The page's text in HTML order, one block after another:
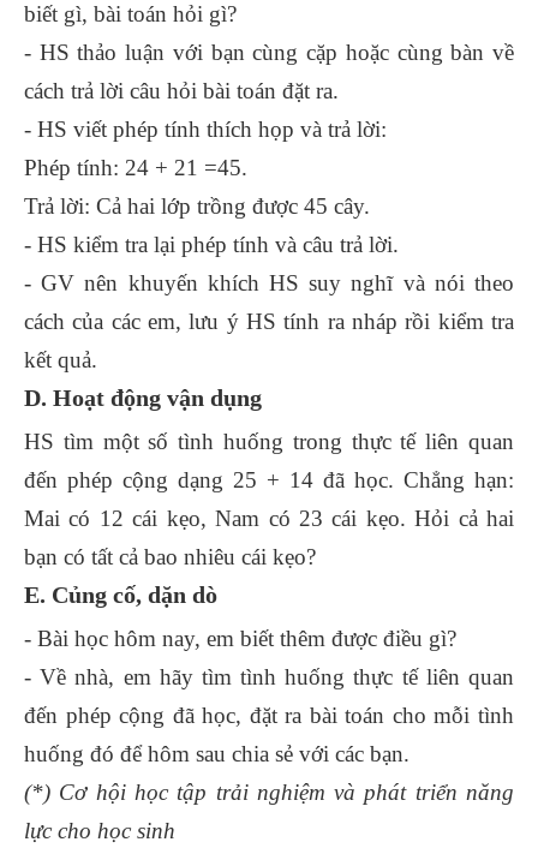
biết gì, bài toán hỏi gì?
- HS thảo luận với bạn cùng cặp hoặc cùng bàn về
cách trả lời câu hỏi bài toán đặt ra.
- HS viết phép tính thích họp và trả lời:
Phép tính: 24 + 21 =45.
Trả lời: Cả hai lớp trồng được 45 cây.
- HS kiểm tra lại phép tính và câu trả lời.
- GV nên khuyến khích HS suy nghĩ và nói theo
cách của các em, lưu ý HS tính ra nháp rồi kiểm tra
kết quả.
D. Hoạt động vận dụng
HS tìm một số tình huống trong thực tế liên quan
đến phép cộng dạng 25 + 14 đã học. Chẳng hạn:
Mai có 12 cái kẹo, Nam có 23 cái kẹo. Hỏi cả hai
bạn có tất cả bao nhiêu cái kẹo?
E. Củng cố, dặn dò
- Bài học hôm nay, em biết thêm được điều gì?
- Về nhà, em hãy tìm tình huống thực tế liên quan
đến phép cộng đã học, đặt ra bài toán cho mỗi tình
huống đó để hôm sau chia sẻ với các bạn.
(*) Cơ hội học tập trải nghiệm và phát triển năng
lực cho học sinh